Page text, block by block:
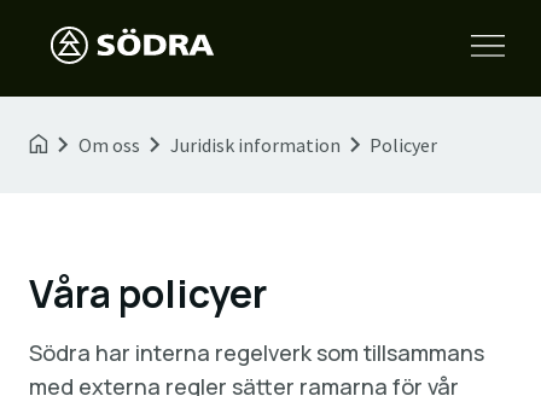
Om oss Juridisk information Policyer
Våra policyer
Södra har interna regelverk som tillsammans
med externa regler sätter ramarna för vår